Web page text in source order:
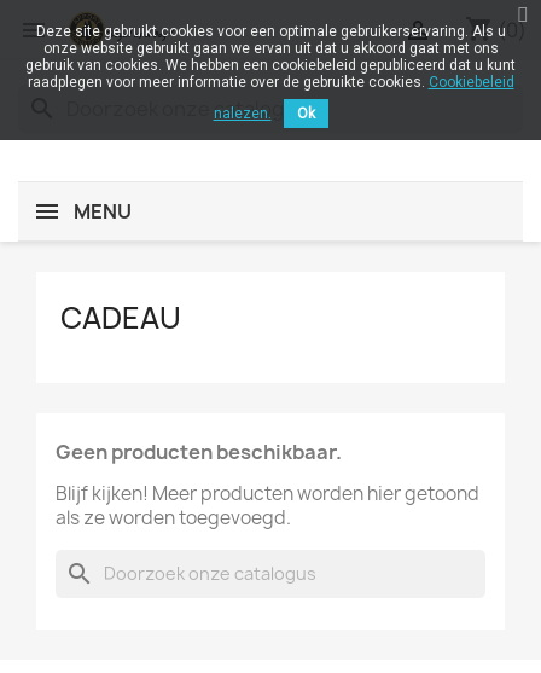
 shopping_cart (0)

MENU
CADEAU
Geen producten beschikbaar.
Blijf kijken! Meer producten worden hier getoond
als ze worden toegevoegd.
search
Deze site gebruikt cookies voor een optimale gebruikerservaring. Als u
onze website gebruikt gaan we ervan uit dat u akkoord gaat met ons
gebruik van cookies. We hebben een cookiebeleid gepubliceerd dat u kunt
raadplegen voor meer informatie over de gebruikte cookies. Cookiebeleid
nalezen.
Ok